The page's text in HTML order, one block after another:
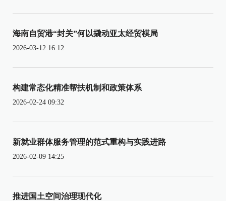
海南自贸港“封关”何以撬动亚太经贸棋局
2026-03-12 16:12
构建常态化精准帮扶机制和政策体系
2026-02-24 09:32
新就业群体服务管理的范式重构与实践进路
2026-02-09 14:25
推进国土空间治理现代化